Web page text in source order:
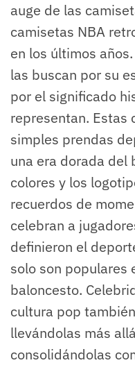
auge de las
camisetas NBA
en los últimos
las buscan por su
por el significado
representan. Estas
simples prendas
una era dorada del
colores y los
recuerdos de
celebran a
definieron el
solo son populares
baloncesto.
cultura pop
llevándolas más
consolidándolas